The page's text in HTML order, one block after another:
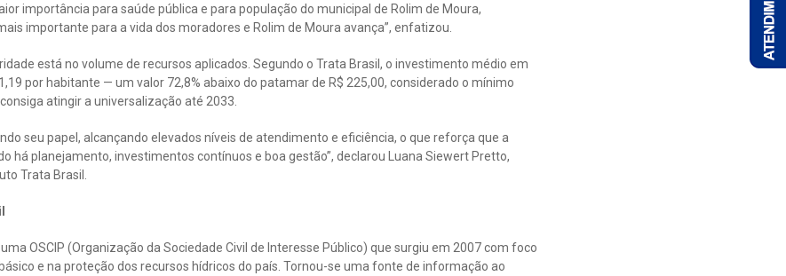
importância para saúde pública e para população do municipal de Rolim de Moura,
importante para a vida dos moradores e Rolim de Moura avança”, enfatizou.
está no volume de recursos aplicados. Segundo o Trata Brasil, o investimento médio em
por habitante — um valor 72,8% abaixo do patamar de R$ 225,00, considerado o mínimo
atingir a universalização até 2033.
seu papel, alcançando elevados níveis de atendimento e eficiência, o que reforça que a
há planejamento, investimentos contínuos e boa gestão”, declarou Luana Siewert Pretto,
Trata Brasil.
OSCIP (Organização da Sociedade Civil de Interesse Público) que surgiu em 2007 com foco
e na proteção dos recursos hídricos do país. Tornou-se uma fonte de informação ao